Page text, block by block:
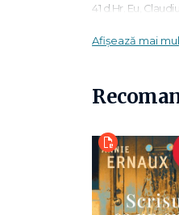
41 d.Hr. Eu,
„Cum a ajuns
fost o hotărâre
„În lucrarea de
posterității. Nu
eventualii mei
cum Herodot și
Născut în 1895
Afișează mai